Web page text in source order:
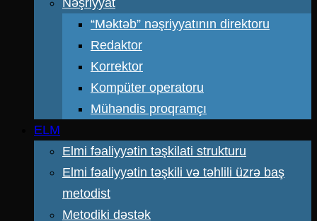
Nəşriyyat
“Məktəb” nəşriyyatının direktoru
Redaktor
Korrektor
Kompüter operatoru
Mühəndis proqramçı
ELM
Elmi fəaliyyətin təşkilati strukturu
Elmi fəaliyyətin təşkili və təhlili üzrə baş
metodist
Metodiki dəstək